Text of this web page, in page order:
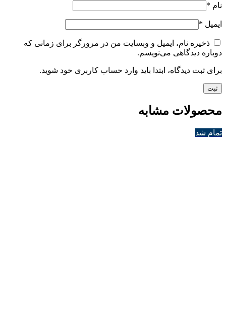
نام *
ایمیل *
ذخیره نام، ایمیل و وبسایت من در مرورگر برای زمانی که
دوباره دیدگاهی می‌نویسم.
برای ثبت دیدگاه، ابتدا باید وارد حساب کاربری خود شوید.
محصولات مشابه
تمام شد